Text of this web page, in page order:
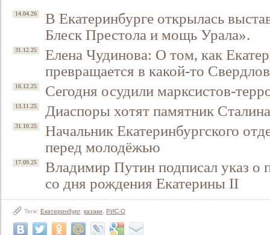
14.04.26
В Екатеринбурге открылась
Блеск Престола и мощь Урала».
31.12.25
Елена Чудинова: О том, как
превращается в какой-то
16.12.25 Сегодня осудили марксистов-
13.11.25 Диаспоры хотят памятник
31.10.25
Начальник Екатеринбургского
перед молодёжью
17.09.25
Владимир Путин подписал указ о
со дня рождения Екатерины II
Теги: Екатеринбург, казаки РИС-О